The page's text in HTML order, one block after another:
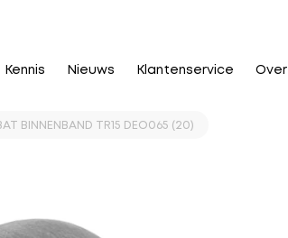
Kennis Nieuws Klantenservice
BINNENBAND TR15 DEO065 (20)